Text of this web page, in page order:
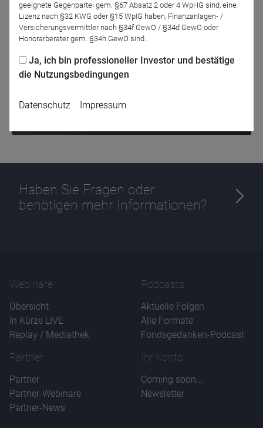
Zurück
Haben Sie Fragen oder
benötigen mehr Informationen?
Webinare
Übersicht
In Kürze LIVE
Replay / Mediathek
Podcasts
Aktuelle Folgen
Alle Formate
Fondsgedanken-Podcast
Partner
Partner
Partner-Webinare
Partner-News
Ihr Konto
Coming soon...
Newsletter
geeignete Gegenpartei gem. §67 Absatz 2 oder 4 WpHG sind, eine
Lizenz nach §32 KWG oder §15 WpIG haben, Finanzanlagen- /
Versicherungsvermittler nach §34f GewO / §34d GewO oder
Honorarberater gem. §34h GewO sind.
Ja, ich bin professioneller Investor und bestätige
die Nutzungsbedingungen
Datenschutz Impressum